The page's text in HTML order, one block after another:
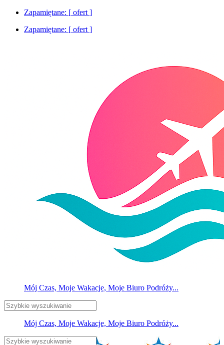
Zapamiętane: [ ofert ]
Zapamiętane: [ ofert ]
Mój Czas, Moje Wakacje, Moje Biuro Podróży...
Mój Czas, Moje Wakacje, Moje Biuro Podróży...